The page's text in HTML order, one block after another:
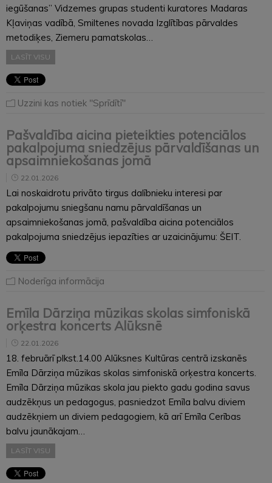
iegūšanas” Vidzemes grupas studenti kuratores Madaras
Kļaviņas vadībā, Smiltenes novada Izglītības pārvaldes
metodiķes, Ziemeru pamatskolas…
LASĪT VISU
Uzzini kas notiek "Sprīdītī"
Pašvaldība aicina pieteikties potenciālos
pakalpojuma sniedzējus pārvaldīšanas un
apsaimniekošanas jomā
22.01.2026
Lai noskaidrotu privāto tirgus dalībnieku interesi par
pakalpojumu sniegšanu namu pārvaldīšanas un
apsaimniekošanas jomā, pašvaldība aicina potenciālos
pakalpojuma sniedzējus iepazīties ar uzaicinājumu: ŠEIT.
Noderīga informācija
Emīla Dārziņa mūzikas skolas simfoniskā
orķestra koncerts Alūksnē
22.01.2026
18. februārī plkst.14.00 Alūksnes Kultūras centrā izskanēs
Emīla Dārziņa mūzikas skolas simfoniskā orķestra koncerts.
Emīla Dārziņa mūzikas skola jau piekto gadu godina savus
audzēkņus un pedagogus, pasniedzot Emīla balvu diviem
audzēkņiem un diviem pedagogiem, kā arī Emīla Cerības
balvu jaunākajam…
LASĪT VISU